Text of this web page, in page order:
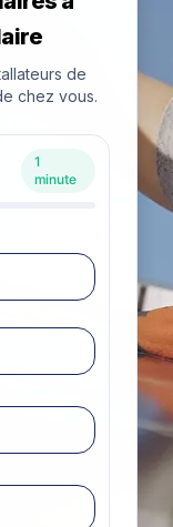
de
chez vous.